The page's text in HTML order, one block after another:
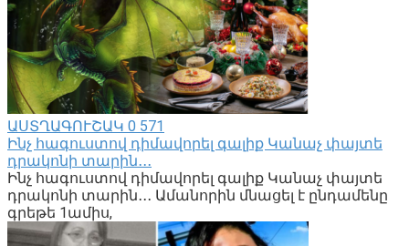
ԱՍՏՂԱԳՈՒՇԱԿ 0 571
Ինչ հագուստով դիմավորել գալիք Կանաչ փայտե
դրակոնի տարին․․․
Ինչ հագուստով դիմավորել գալիք Կանաչ փայտե
դրակոնի տարին․․․ Ամանորին մնացել է ընդամենը
գրեթե 1ամիս,